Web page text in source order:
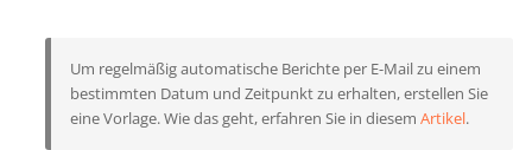
Um regelmäßig automatische Berichte per E-Mail zu einem
bestimmten Datum und Zeitpunkt zu erhalten, erstellen Sie
eine Vorlage. Wie das geht, erfahren Sie in diesem Artikel.